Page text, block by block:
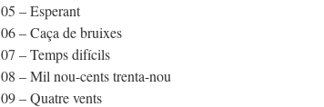
05 – Esperant
06 – Caça de bruixes
07 – Temps difícils
08 – Mil nou-cents trenta-nou
09 – Quatre vents